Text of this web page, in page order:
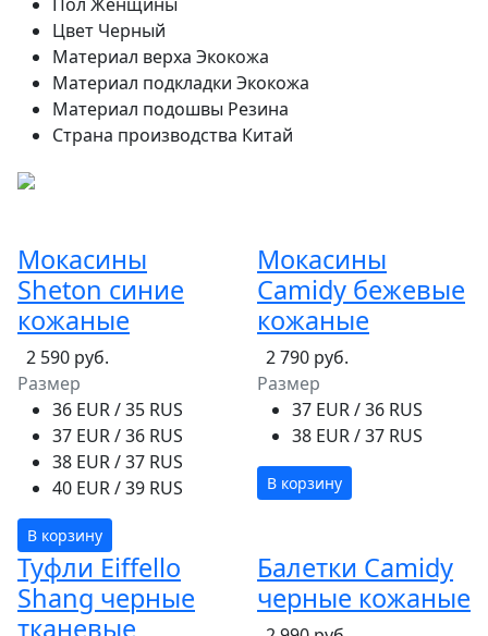
Цвет Черный
Материал верха Экокожа
Материал подкладки Экокожа
Материал подошвы Резина
Страна производства Китай
Мокасины
Sheton синие
кожаные
2 590 руб.
Размер
36 EUR / 35 RUS
37 EUR / 36 RUS
38 EUR / 37 RUS
40 EUR / 39 RUS
В корзину
Мокасины
Camidy бежевые
кожаные
2 790 руб.
Размер
37 EUR / 36 RUS
38 EUR / 37 RUS
В корзину
Туфли Eiffello
Shang черные
тканевые
Балетки Camidy
черные кожаные